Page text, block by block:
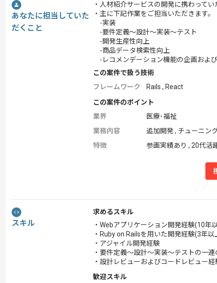
あなたに担当していた
だくこと
・人材紹介サービスの開発に携わって
・主に下記作業をご担当いただきます。
-実装
-要件定義〜設計〜実装〜テスト
-開発生産性向上
-商品データ検索性向上
-レコメンデーション機能の企画およ
この案件で扱う技術
フレームワーク
Rails , React
この案件のポイント
業界
医療･福祉
業務内容
追加開発 , チューニン
特徴
参画実績あり , 20代活
スキル
求めるスキル
・Webアプリケーション開発経験(10年
・Ruby on Railsを用いた開発経験(3年以
・アジャイル開発経験
・要件定義〜設計〜実装〜テストの一
・設計レビューおよびコードレビュー経
歓迎スキル